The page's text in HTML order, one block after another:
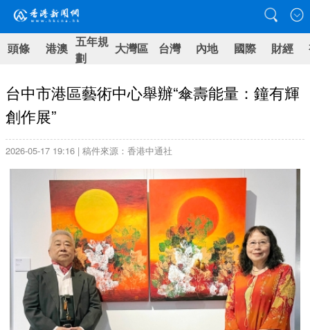
頭條 港澳 五年規
劃
大灣區 台灣 內地 國際 財經
台中市港區藝術中心舉辦“傘壽能量：鐘有輝
創作展”
2026-05-17 19:16 | 稿件來源：香港中通社